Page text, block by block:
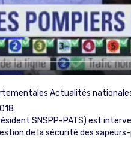
Actualités
SNSPP-PATS) est
de la sécurité des